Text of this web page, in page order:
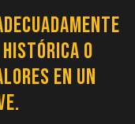
o
en un